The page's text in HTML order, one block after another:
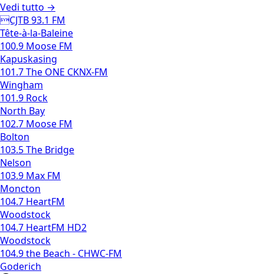
Vedi tutto →
CJTB 93.1 FM
Tête-à-la-Baleine
100.9 Moose FM
Kapuskasing
101.7 The ONE CKNX-FM
Wingham
101.9 Rock
North Bay
102.7 Moose FM
Bolton
103.5 The Bridge
Nelson
103.9 Max FM
Moncton
104.7 HeartFM
Woodstock
104.7 HeartFM HD2
Woodstock
104.9 the Beach - CHWC-FM
Goderich